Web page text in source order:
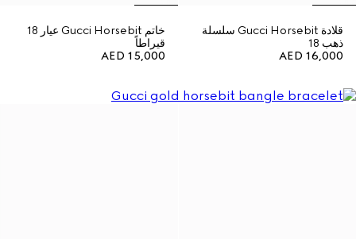
قلادة Gucci Horsebit سلسلة
ذهب 18
AED 16,000
خاتم Gucci Horsebit عيار 18
قيراطاً
AED 15,000